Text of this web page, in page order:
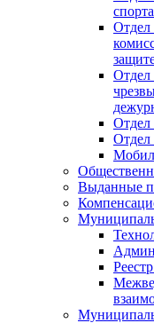
Отдел
Отдел
Отдел
Выданные